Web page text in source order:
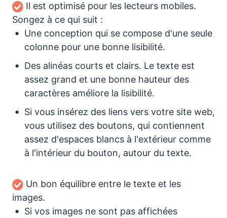
Il est optimisé pour les lecteurs mobiles.
Songez à ce qui suit :
Une conception qui se compose d'une seule
colonne pour une bonne lisibilité.
Des alinéas courts et clairs. Le texte est
assez grand et une bonne hauteur des
caractères améliore la lisibilité.
Si vous insérez des liens vers votre site web,
vous utilisez des boutons, qui contiennent
assez d'espaces blancs à l'extérieur comme
à l'intérieur du bouton, autour du texte.
Un bon équilibre entre le texte et les
images.
Si vos images ne sont pas affichées